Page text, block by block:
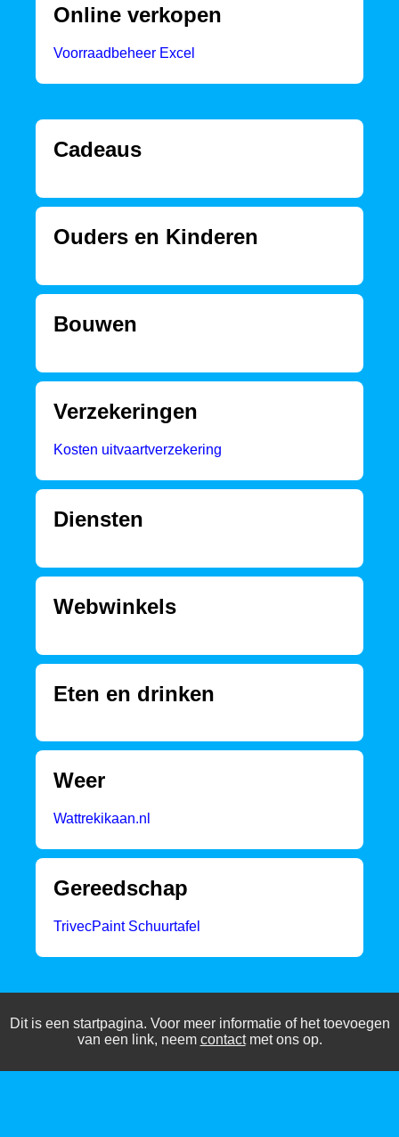
Online verkopen
Voorraadbeheer Excel
Cadeaus
Ouders en Kinderen
Bouwen
Verzekeringen
Kosten uitvaartverzekering
Diensten
Webwinkels
Eten en drinken
Weer
Wattrekikaan.nl
Gereedschap
TrivecPaint Schuurtafel
Dit is een startpagina. Voor meer informatie of het toevoegen
van een link, neem contactmet ons op.